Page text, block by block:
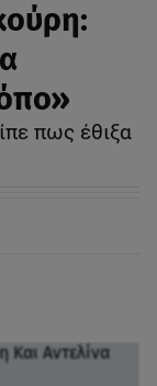
πως έθιξα